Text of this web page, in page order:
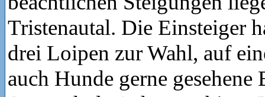
Tristenautal. Die Einsteiger
drei Loipen zur Wahl, auf
auch Hunde gerne gesehene